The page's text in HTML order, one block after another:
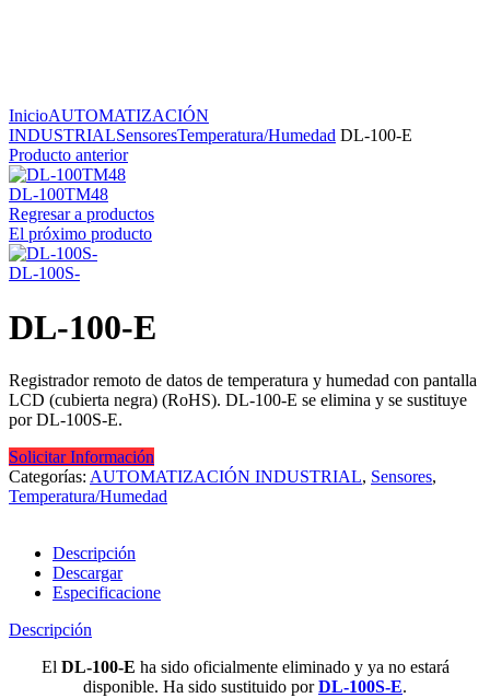
InicioAUTOMATIZACIÓN
INDUSTRIALSensoresTemperatura/Humedad DL-100-E
Producto anterior
DL-100TM48
Regresar a productos
El próximo producto
DL-100S-
DL-100-E
Registrador remoto de datos de temperatura y humedad con pantalla
LCD (cubierta negra) (RoHS). DL-100-E se elimina y se sustituye
por DL-100S-E.
Solicitar Información
Categorías: AUTOMATIZACIÓN INDUSTRIAL, Sensores,
Temperatura/Humedad
Descripción
Descargar
Especificacione
Descripción
El DL-100-E ha sido oficialmente eliminado y ya no estará
disponible. Ha sido sustituido porDL-100S-E.